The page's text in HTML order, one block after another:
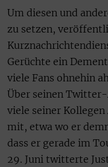
Um diesen und
zu setzen,
Gerüchte ein
viele Fans ohnehin
Über seinen
viele seiner
mit, etwa wo er
dass er gerade im
29. Juni twitterte